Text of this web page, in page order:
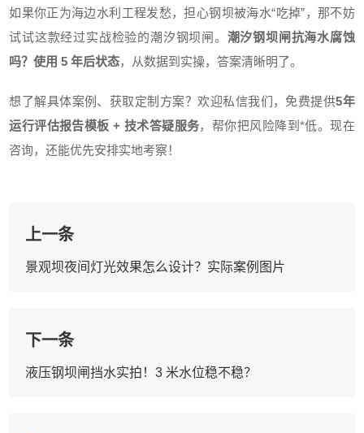
如果你正为海边水利工程发愁，担心钢坝被海水“吃掉”，那不妨
试试这款经过实战检验的潮汐钢坝闸。 潮汐钢坝闸抗海水腐蚀
吗？使用 5 年后状态，从数据到实操，答案清晰明了。
想了解具体案例、获取定制方案？欢迎私信我们，免费提供5年
运行评估报告模板 + 技术答疑服务，帮你把风险降到*低。现在
咨询，还能优先安排实地考察！
上一条
景观坝夜间灯光效果怎么设计？实际案例图片
下一条
液压钢坝闸挡水实拍！3 米水位稳不稳？